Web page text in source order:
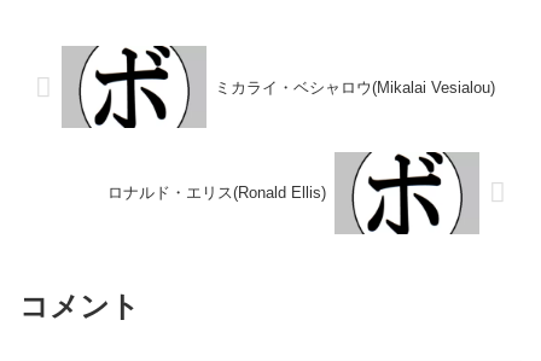
ーコンチネンタルライトヘ...
ミカライ・ベシャロウ(Mikalai Vesialou)
ロナルド・エリス(Ronald Ellis)
コメント